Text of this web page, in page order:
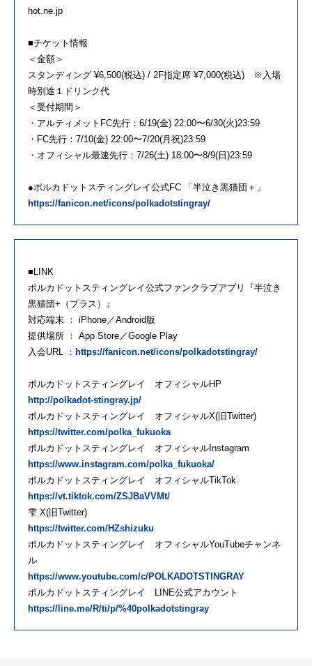
hot.ne.jp
■チケット情報
＜金額＞
スタンディング ¥6,500(税込) / 2F指定席 ¥7,000(税込) ※入場
時別途１ドリンク代
＜受付期間＞
・アルティメットFC先行：6/19(金) 22:00〜6/30(火)23:59
・FC先行：7/10(金) 22:00〜7/20(月祝)23:59
・オフィシャル最速先行：7/26(土) 18:00〜8/9(日)23:59
●ポルカドットスティングレイ公式FC 「半泣き黒猫団＋」
https://fanicon.net/icons/polkadotstingray/
■LINK
ポルカドットスティングレイ公式ファンクラブアプリ『半泣き
黒猫団+（プラス）』
対応端末 ： iPhone／Android版
提供場所 ： App Store／Google Play
入会URL ： https://fanicon.net/icons/polkadotstingray/
ポルカドットスティングレイ オフィシャルHP
http://polkadot-stingray.jp/
ポルカドットスティングレイ オフィシャルX(旧Twitter)
https://twitter.com/polka_fukuoka
ポルカドットスティングレイ オフィシャルInstagram
https://www.instagram.com/polka_fukuoka/
ポルカドットスティングレイ オフィシャルTikTok
https://vt.tiktok.com/ZSJBaVVMt/
雫 X(旧Twitter)
https://twitter.com/HZshizuku
ポルカドットスティングレイ オフィシャルYouTubeチャンネ
ル
https://www.youtube.com/c/POLKADOTSTINGRAY
ポルカドットスティングレイ LINE公式アカウント
https://line.me/R/ti/p/%40polkadotstingray